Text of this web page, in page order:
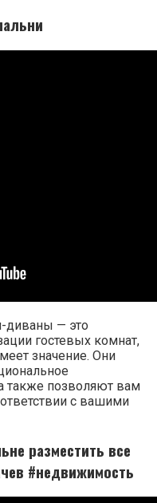
диваны — это
гостевых комнат,
значение. Они
также позволяют вам
с вашими
разместить все
#недвижимость